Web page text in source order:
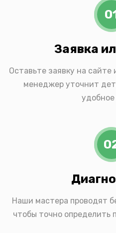
Заявка
Оставьте заявку на
менеджер уточнит
удобное
Наши мастера проводят
чтобы точно определить